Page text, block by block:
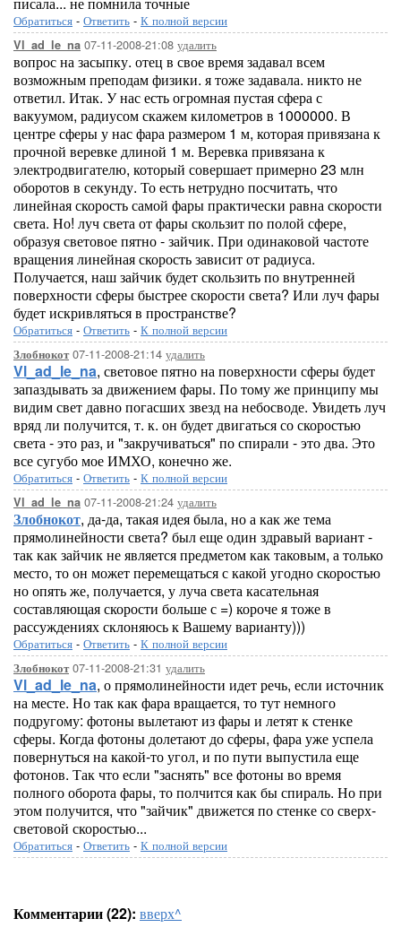
Обратиться - Ответить - К полной версии
Vl_ad_le_na 07-11-2008-21:08 удалить
вопрос на засыпку. отец в свое время задавал всем
возможным преподам физики. я тоже задавала. никто не
ответил. Итак. У нас есть огромная пустая сфера с
вакуумом, радиусом скажем километров в 1000000. В
центре сферы у нас фара размером 1 м, которая привязана к
прочной веревке длиной 1 м. Веревка привязана к
электродвигателю, который совершает примерно 23 млн
оборотов в секунду. То есть нетрудно посчитать, что
линейная скорость самой фары практически равна скорости
света. Но! луч света от фары скользит по полой сфере,
образуя световое пятно - зайчик. При одинаковой частоте
вращения линейная скорость зависит от радиуса.
Получается, наш зайчик будет скользить по внутренней
поверхности сферы быстрее скорости света? Или луч фары
будет искривляться в пространстве?
Обратиться - Ответить - К полной версии
Злобнокот07-11-2008-21:14 удалить
Vl_ad_le_na, световое пятно на поверхности сферы будет
запаздывать за движением фары. По тому же принципу мы
видим свет давно погасших звезд на небосводе. Увидеть луч
вряд ли получится, т. к. он будет двигаться со скоростью
света - это раз, и "закручиваться" по спирали - это два. Это
все сугубо мое ИМХО, конечно же.
Обратиться - Ответить - К полной версии
Vl_ad_le_na 07-11-2008-21:24 удалить
Злобнокот, да-да, такая идея была, но а как же тема
прямолинейности света? был еще один здравый вариант -
так как зайчик не является предметом как таковым, а только
место, то он может перемещаться с какой угодно скоростью
но опять же, получается, у луча света касательная
составляющая скорости больше с =) короче я тоже в
рассуждениях склоняюсь к Вашему варианту)))
Обратиться - Ответить - К полной версии
Злобнокот07-11-2008-21:31 удалить
Vl_ad_le_na, о прямолинейности идет речь, если источник
на месте. Но так как фара вращается, то тут немного
подругому: фотоны вылетают из фары и летят к стенке
сферы. Когда фотоны долетают до сферы, фара уже успела
повернуться на какой-то угол, и по пути выпустила еще
фотонов. Так что если "заснять" все фотоны во время
полного оборота фары, то полчится как бы спираль. Но при
этом получится, что "зайчик" движется по стенке со сверх-
световой скоростью...
Обратиться - Ответить - К полной версии
Комментарии (22): вверх^